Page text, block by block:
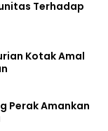
Terhadap
Kotak Amal
Perak Amankan